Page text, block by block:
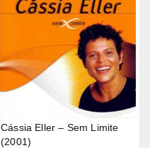
Cássia Eller – Sem Limite
(2001)